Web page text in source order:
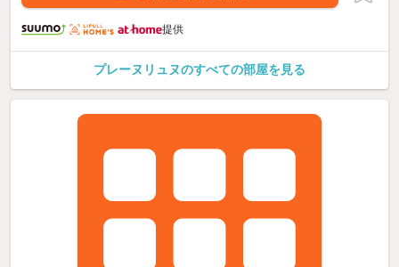
提供
プレーヌリュヌのすべての部屋を見る